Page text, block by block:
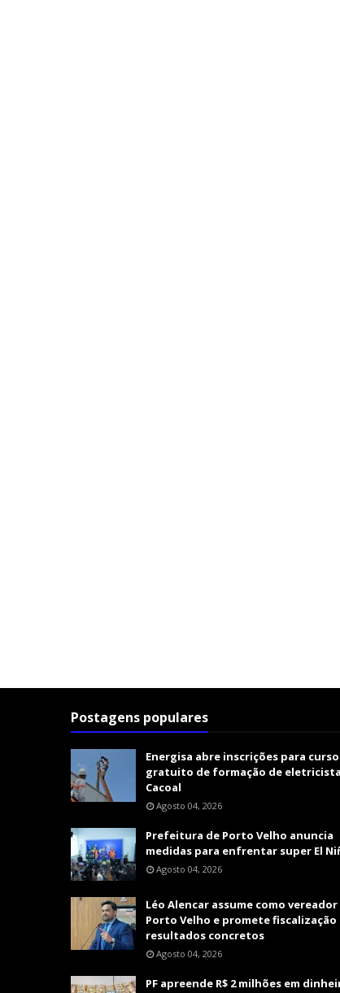
Postagens populares
Energisa abre inscrições para curso
gratuito de formação de
Cacoal
Agosto 04, 2026
Prefeitura de Porto Velho anuncia
medidas para enfrentar super El
Agosto 04, 2026
Léo Alencar assume como vereador
Porto Velho e promete fiscalização
resultados concretos
Agosto 04, 2026
PF apreende R$ 2 milhões em